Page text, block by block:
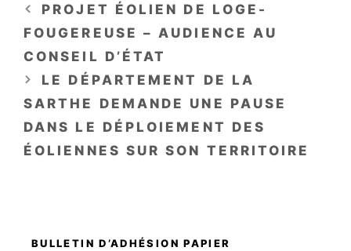
PROJET ÉOLIEN DE LOGE-
FOUGEREUSE – AUDIENCE AU
CONSEIL D’ÉTAT
LE DÉPARTEMENT DE LA
SARTHE DEMANDE UNE PAUSE
DANS LE DÉPLOIEMENT DES
ÉOLIENNES SUR SON TERRITOIRE
BULLETIN D’ADHÉSION PAPIER